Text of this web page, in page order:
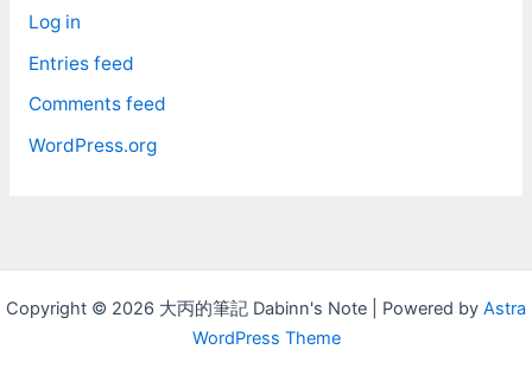
eLog in
Entries feed
Comments feed
WordPress.org
Copyright © 2026 大丙的筆記 Dabinn's Note | Powered by Astra
WordPress Theme